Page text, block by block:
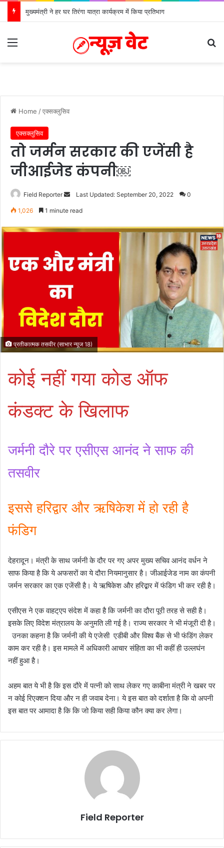
मुख्यमंत्री ने हर घर तिरंगा यात्रा कार्यक्रम में किया प्रतिभाग
Menu
Home /एक्सक्लुसिव
एक्सक्लुसिव
तो जर्मन सरकार की एजेंसी है
जीआईजेड कंपनी￼
Field Reporter
SendLast Updated: September 20, 2022 0
1,026 1 minute read
प्रतीकात्मक तसवीर (साभार न्यूज 18)
कोई नहीं गया कोड ऑफ
कंडक्ट के खिलाफ
जर्मनी दौरे पर एसीएस आनंद ने साफ की
तसवीर
इससे हरिद्वार और ऋषिकेश में हो रही है
फंडिग
देहरादून। मंत्री के साथ जर्मनी के दौर पर गए अपर मुख्य सचिव आनंद वर्धन ने
साफ किया है कि ये अफसरों का ये दौरा नियमानुसार है। जीआईजेड नाम का कंपनी
जर्मन सरकार का एक एजेंसी है। ये ऋषिकेश और हरिद्बार में फंडिग भी कर रही है।
एसीएस ने एक वाहट्एप संदेश में कहा है कि जर्मनी का दौरा पूरी तरह से सही है।
इसके लिए विदेश मंत्रालय के अनुमति ली गई है। राज्य सरकार ने भी मंजूरी दी है।
उनका कहना है कि जर्मनी की ये एजेसी एडीबी और विश्व बैंक से भी फंडिंग लेकर
काम कर रही है। इस मामले में अधिकारी आचार संहिता का भी कहीं ही उल्लघंन
नहीं हुआ है।
अहम बात ये भी है कि इस दौरे में पत्नी को साथ लेकर गए काबीना मंत्री ने खबर पर
न कोई रिएक्शन दिया और न ही जवाब देना। ये इस बात को दर्शाता है कि वो अपनी
इस बात पर आमादा है कि कि जो किया सही किया कौन क्या कर लेगा।
Field Reporter